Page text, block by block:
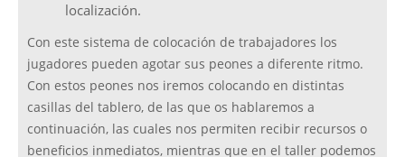
localización.
Con este sistema de colocación de trabajadores los
jugadores pueden agotar sus peones a diferente ritmo.
Con estos peones nos iremos colocando en distintas
casillas del tablero, de las que os hablaremos a
continuación, las cuales nos permiten recibir recursos o
beneficios inmediatos, mientras que en el taller podemos